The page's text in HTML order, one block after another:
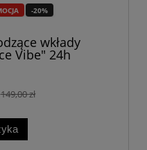
-20%
wkłady
Vibe" 24h
149,00 zł